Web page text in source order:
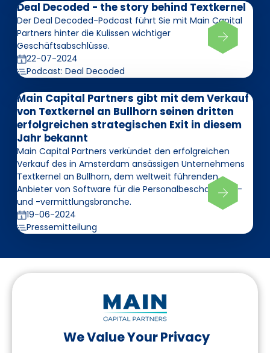
We Value Your Privacy
Deal Decoded - the story behind Textkernel
Der Deal Decoded-Podcast führt Sie mit Main Capital
Partners hinter die Kulissen wichtiger
Geschäftsabschlüsse.
22-07-2024
Podcast: Deal Decoded
Main Capital Partners gibt mit dem Verkauf
von Textkernel an Bullhorn seinen dritten
erfolgreichen strategischen Exit in diesem
Jahr bekannt
Main Capital Partners verkündet den erfolgreichen
Verkauf des in Amsterdam ansässigen Unternehmens
Textkernel an Bullhorn, dem weltweit führenden
Anbieter von Software für die Personalbeschaffungs-
und -vermittlungsbranche.
19-06-2024
Pressemitteilung
Folgen Sie uns auf LinkedIn